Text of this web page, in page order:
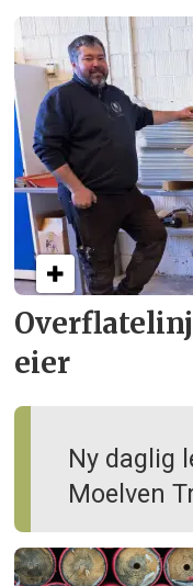
eier
Ny daglig
Moelven